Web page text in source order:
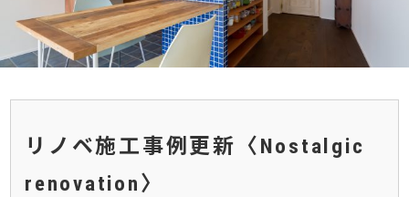
リノベ施工事例更新〈Nostalgic
renovation〉